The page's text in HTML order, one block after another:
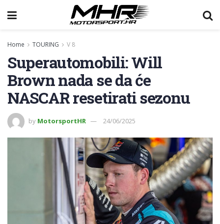
Home TOURING V 8
Superautomobili: Will
Brown nada se da će
NASCAR resetirati sezonu
by MotorsportHR 24/06/2025